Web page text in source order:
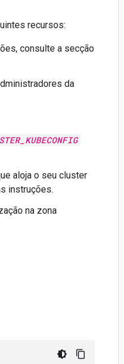
recursos:
consulte a secção
da
aloja o seu cluster
instruções.
na zona